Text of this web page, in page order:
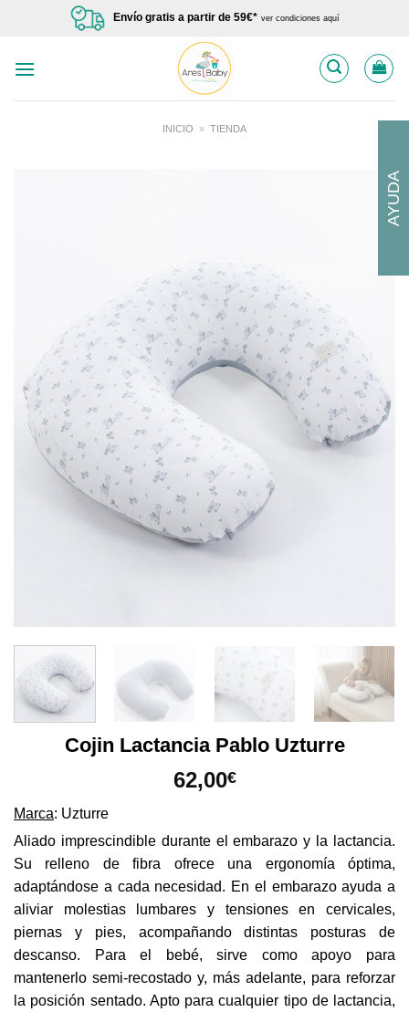
Envío gratis a partir de 59€* ver condiciones aquí
INICIO » TIENDA
Cojin Lactancia Pablo Uzturre
62,00€
Marca: Uzturre
Aliado imprescindible durante el embarazo y la lactancia.
Su relleno de fibra ofrece una ergonomía óptima,
adaptándose a cada necesidad. En el embarazo ayuda a
aliviar molestias lumbares y tensiones en cervicales,
piernas y pies, acompañando distintas posturas de
descanso. Para el bebé, sirve como apoyo para
mantenerlo semi-recostado y, más adelante, para reforzar
la posición sentado. Apto para cualquier tipo de lactancia,
AYUDA